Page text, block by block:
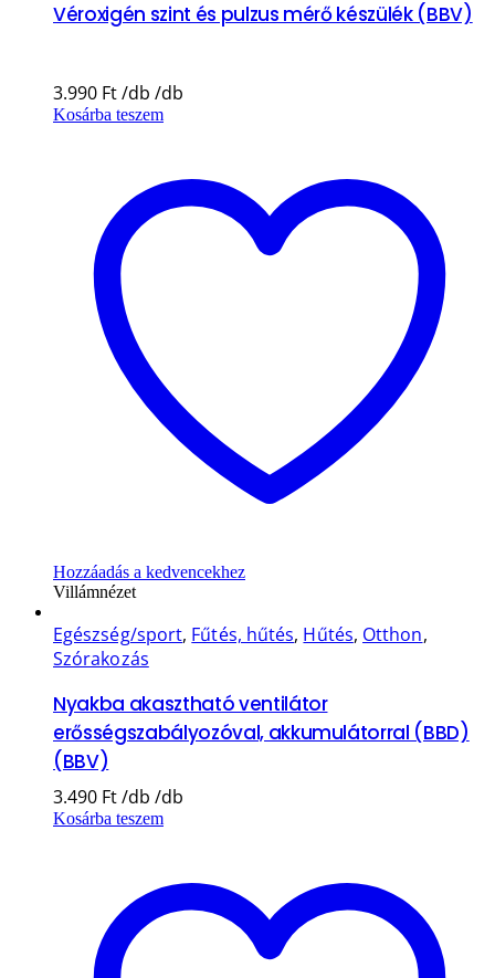
Véroxigén szint és pulzus mérő készülék (BBV)
3.990 Ft
Kosárba teszem
Hozzáadás a kedvencekhez
Villámnézet
Egészség/sport, Fűtés, hűtés, Hűtés, Otthon,
Szórakozás
Nyakba akasztható ventilátor
erősségszabályozóval, akkumulátorral (BBD)
(BBV)
3.490 Ft
Kosárba teszem